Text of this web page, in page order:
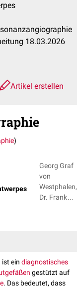
18.03.2026
Artikel erstellen
)
Georg Graf
von
Westphalen,
Dr. Frank
ist ein diagnostisches
gestützt auf
. Das bedeutet, dass